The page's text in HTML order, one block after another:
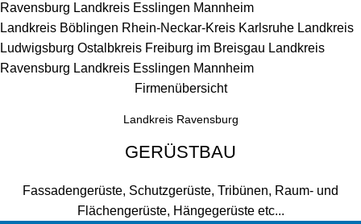
Ravensburg Landkreis Esslingen Mannheim
Landkreis Böblingen Rhein-Neckar-Kreis Karlsruhe Landkreis
Ludwigsburg Ostalbkreis Freiburg im Breisgau Landkreis
Ravensburg Landkreis Esslingen Mannheim
Firmenübersicht
Landkreis Ravensburg
GERÜSTBAU
Fassadengerüste, Schutzgerüste, Tribünen, Raum- und
Flächengerüste, Hängegerüste etc...